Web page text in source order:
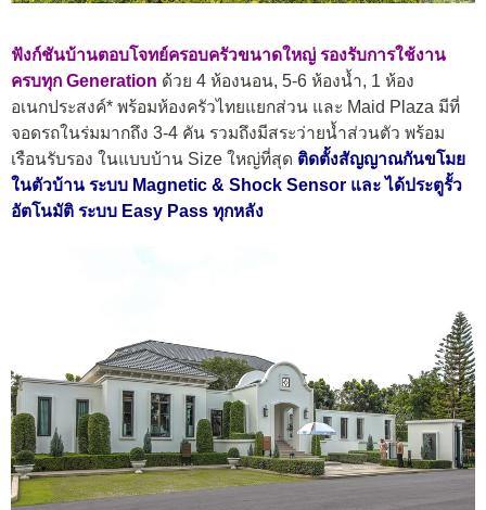
ฟังก์ชันบ้านตอบโจทย์ครอบครัวขนาดใหญ่ รองรับการใช้งาน
ครบทุก Generation ด้วย 4 ห้องนอน, 5-6 ห้องน้ำ, 1 ห้อง
อเนกประสงค์* พร้อมห้องครัวไทยแยกส่วน และ Maid Plaza มีที่
จอดรถในร่มมากถึง 3-4 คัน รวมถึงมีสระว่ายน้ำส่วนตัว พร้อม
เรือนรับรอง ในแบบบ้าน Size ใหญ่ที่สุด ติดตั้งสัญญาณกันขโมย
ในตัวบ้าน ระบบ Magnetic & Shock Sensor และ ได้ประตูรั้ว
อัตโนมัติ ระบบ Easy Pass ทุกหลัง